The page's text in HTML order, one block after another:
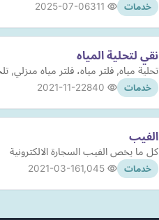
خدمات 2025-07-06
نقي لتحلية المياه
تحلية مياه, فلتر مياه، فلتر مياه
خدمات 2021-11-22
الفيب
كل ما يخص الفيب السجارة الالكترونية
خدمات 2021-03-16